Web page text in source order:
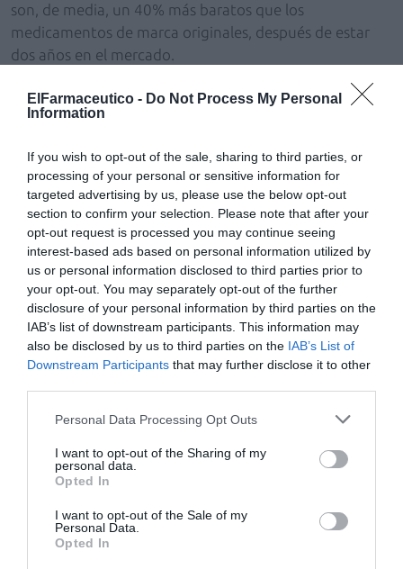
ElFarmaceutico - Do Not Process My Personal
Information
If you wish to opt-out of the sale, sharing to third parties, or
processing of your personal or sensitive information for
targeted advertising by us, please use the below opt-out
section to confirm your selection. Please note that after your
opt-out request is processed you may continue seeing
interest-based ads based on personal information utilized by
us or personal information disclosed to third parties prior to
your opt-out. You may separately opt-out of the further
disclosure of your personal information by third parties on the
IAB’s list of downstream participants. This information may
also be disclosed by us to third parties on the IAB’s List of
Downstream Participants that may further disclose it to other
Personal Data Processing Opt Outs
I want to opt-out of the Sharing of my
personal data.
Opted In
I want to opt-out of the Sale of my
Personal Data.
Opted In
son, de media, un 40% más baratos que los
medicamentos de marca originales, después de estar
dos años en el mercado.
El Parlamento hace hincapié en la importancia de que
las autoridades de los Estados miembros revelen los
expertos y miembros con el fin de garantizar la
transparencia y la integridad de su proceso de decisión.
Asimismo, los diputados consideran que las autoridades
nacionales deberían estar obligadas a publicar la lista de
los medicamentos cubiertos por su sistema de
seguridad social y sus precios, por lo menos, una vez al
año.
AñadirEl Farmacéuticocomo fuente preferida
de Google de forma gratuita
medicamentos genéricos